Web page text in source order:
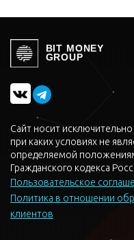
BIT MONEY
GROUP
Сайт носит
при каких условиях не
определяемой
Гражданского кодекса
Пользовательское
Политика в отношении
клиентов